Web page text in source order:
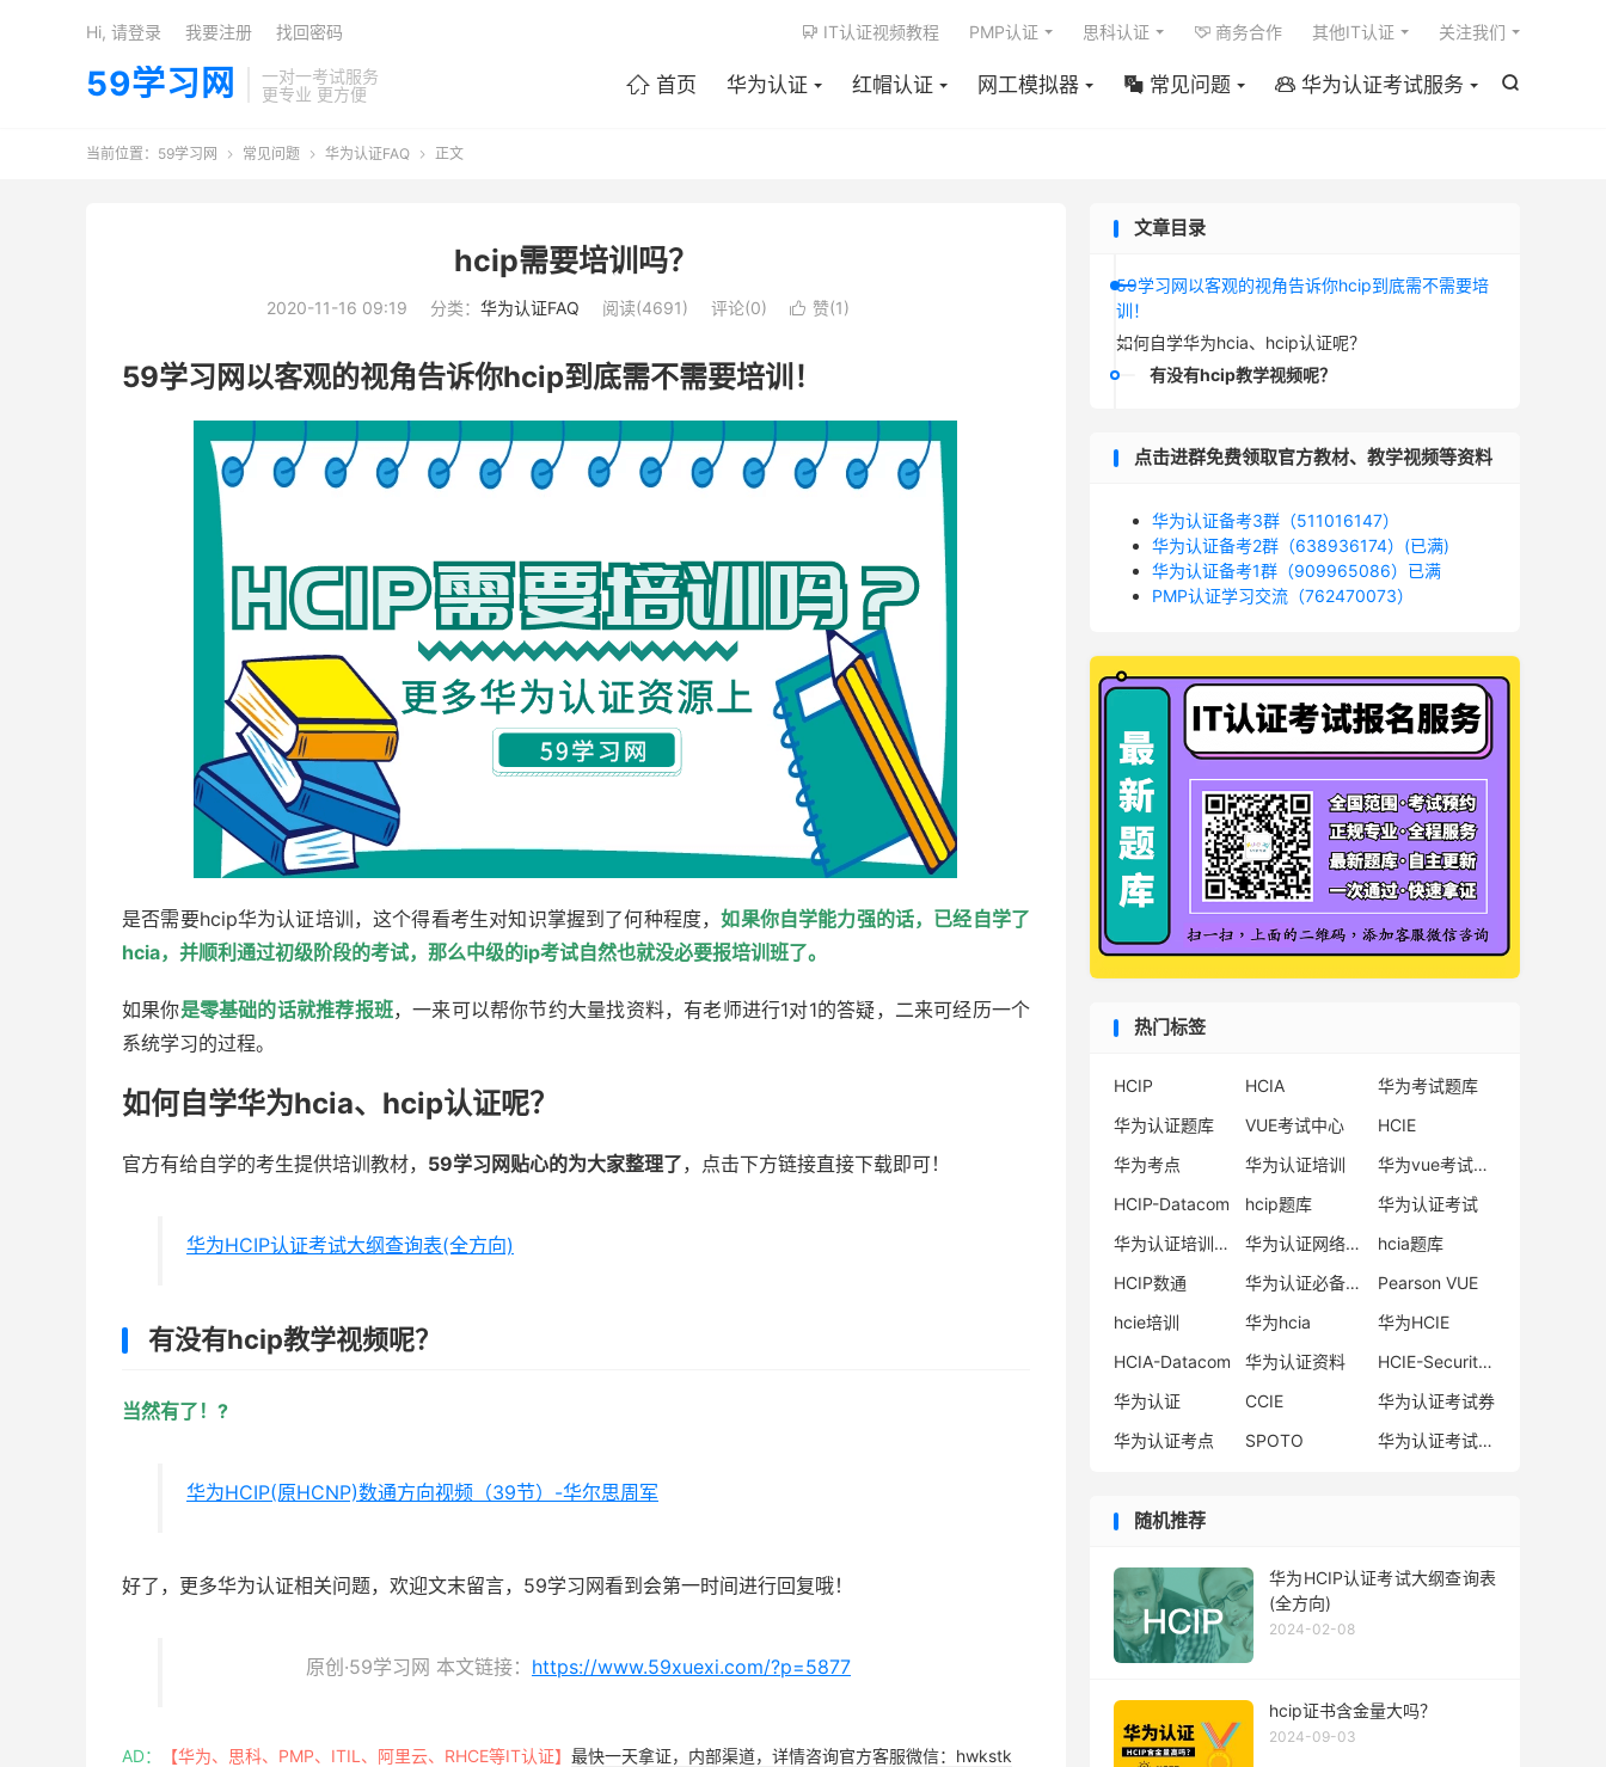
59学习网
一对一考试服务
更专业 更方便

 首页 华为认证 红帽认证 网工模拟器  常见问题  华为认证考试服务
 IT认证视频教程 PMP认证 思科认证  商务合作 其他IT认证 关注我们
Hi, 请登录 我要注册 找回密码
当前位置： 59学习网  常见问题  华为认证FAQ  正文
hcip需要培训吗？
2020-11-16 09:19 分类： 华为认证FAQ 阅读(4691) 评论(0)  赞(1)
59学习网以客观的视角告诉你hcip到底需不需要培训！
是否需要hcip华为认证培训，这个得看考生对知识掌握到了何种程度，如果你自学能力强的话，已经自学了
hcia，并顺利通过初级阶段的考试，那么中级的ip考试自然也就没必要报培训班了。
如果你是零基础的话就推荐报班，一来可以帮你节约大量找资料，有老师进行1对1的答疑，二来可经历一个
系统学习的过程。
如何自学华为hcia、hcip认证呢？
官方有给自学的考生提供培训教材， 59学习网贴心的为大家整理了，点击下方链接直接下载即可！
华为HCIP认证考试大纲查询表(全方向)
有没有hcip教学视频呢？
当然有了！?
华为HCIP(原HCNP)数通方向视频（39节）-华尔思周军
好了，更多华为认证相关问题，欢迎文末留言，59学习网看到会第一时间进行回复哦！
原创·59学习网 本文链接： https://www.59xuexi.com/?p=5877
AD： 【华为、思科、PMP、ITIL、阿里云、RHCE等IT认证】 最快一天拿证，内部渠道，详情咨询官方客服微信：hwkstk
文章目录
59学习网以客观的视角告诉你hcip到底需不需要培
训！
如何自学华为hcia、hcip认证呢？
有没有hcip教学视频呢？
点击进群免费领取官方教材、教学视频等资料
华为认证备考3群（511016147）
华为认证备考2群（638936174）(已满)
华为认证备考1群（909965086）已满
PMP认证学习交流（762470073）
热门标签
HCIP HCIA
华为考试题库
华为认证题库
VUE考试中心
HCIE
华为考点
华为认证培训
华为vue考试中心
HCIP-Datacom
hcip题库
华为认证考试
华为认证培训机构
华为认证网络工程师
hcia题库
HCIP数通
华为认证必备电子书系列
Pearson VUE
hcie培训
华为hcia
华为HCIE
HCIA-Datacom
华为认证资料
HCIE-Security备考指南
华为认证
CCIE
华为认证考试券
华为认证考点
SPOTO 华为认证考试费用
随机推荐
华为HCIP认证考试大纲查询表
(全方向)
2024-02-08
hcip证书含金量大吗？
2024-09-03